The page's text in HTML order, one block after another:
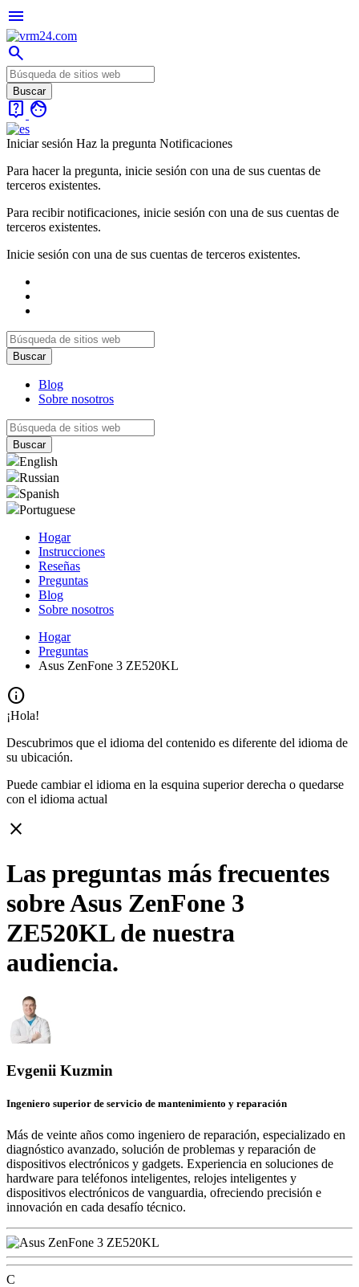
menu
search
live_help face
Iniciar sesión Haz la pregunta Notificaciones
Para hacer la pregunta, inicie sesión con una de sus cuentas de
terceros existentes.
Para recibir notificaciones, inicie sesión con una de sus cuentas de
terceros existentes.
Inicie sesión con una de sus cuentas de terceros existentes.
Blog
Sobre nosotros
English
Russian
Spanish
Portuguese
Hogar
Instrucciones
Reseñas
Preguntas
Blog
Sobre nosotros
Hogar
Preguntas
Asus ZenFone 3 ZE520KL
info
¡Hola!
Descubrimos que el idioma del contenido es diferente del idioma de
su ubicación.
Puede cambiar el idioma en la esquina superior derecha o quedarse
con el idioma actual
close
Las preguntas más frecuentes
sobre Asus ZenFone 3
ZE520KL de nuestra
audiencia.
Evgenii Kuzmin
Ingeniero superior de servicio de mantenimiento y reparación
Más de veinte años como ingeniero de reparación, especializado en
diagnóstico avanzado, solución de problemas y reparación de
dispositivos electrónicos y gadgets. Experiencia en soluciones de
hardware para teléfonos inteligentes, relojes inteligentes y
dispositivos electrónicos de vanguardia, ofreciendo precisión e
innovación en cada desafío técnico.
C